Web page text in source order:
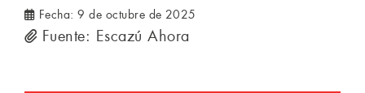
Fecha:9 de octubre de 2025
Fuente: Escazú Ahora